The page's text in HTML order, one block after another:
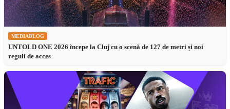
MEDIABLOG
UNTOLD ONE 2026 începe la Cluj cu o scenă de 127 de metri și noi
reguli de acces